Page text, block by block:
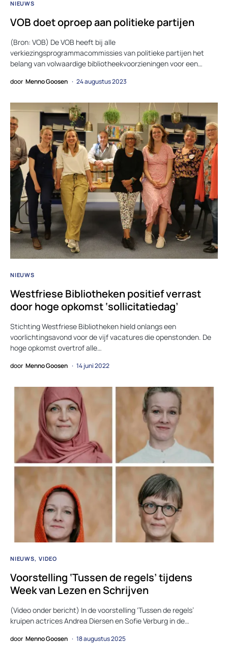
NIEUWS
VOB doet oproep aan politieke partijen
(Bron: VOB) De VOB heeft bij alle
verkiezingsprogrammacommissies van politieke partijen het
belang van volwaardige bibliotheekvoorzieningen voor een…
door Menno Goosen 24 augustus 2023
NIEUWS
Westfriese Bibliotheken positief verrast
door hoge opkomst ‘sollicitatiedag’
Stichting Westfriese Bibliotheken hield onlangs een
voorlichtingsavond voor de vijf vacatures die openstonden. De
hoge opkomst overtrof alle…
door Menno Goosen 14 juni 2022
NIEUWS VIDEO
Voorstelling ‘Tussen de regels’ tijdens
Week van Lezen en Schrijven
(Video onder bericht) In de voorstelling ‘Tussen de regels’
kruipen actrices Andrea Diersen en Sofie Verburg in de…
door Menno Goosen 18 augustus 2025